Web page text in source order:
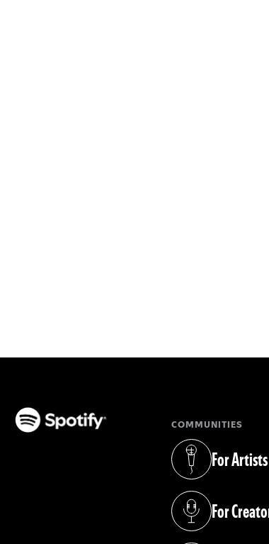
COMMUNITIES
For Artists
(opens in a new tab)
For
(opens in a new